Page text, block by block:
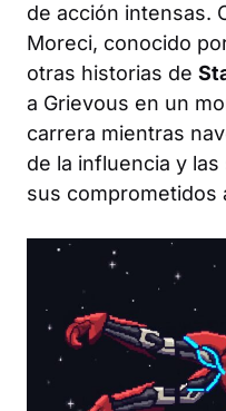
de acción intensas.
Moreci, conocido
otras historias de
a Grievous en un
carrera mientras
de la influencia y
sus comprometidos